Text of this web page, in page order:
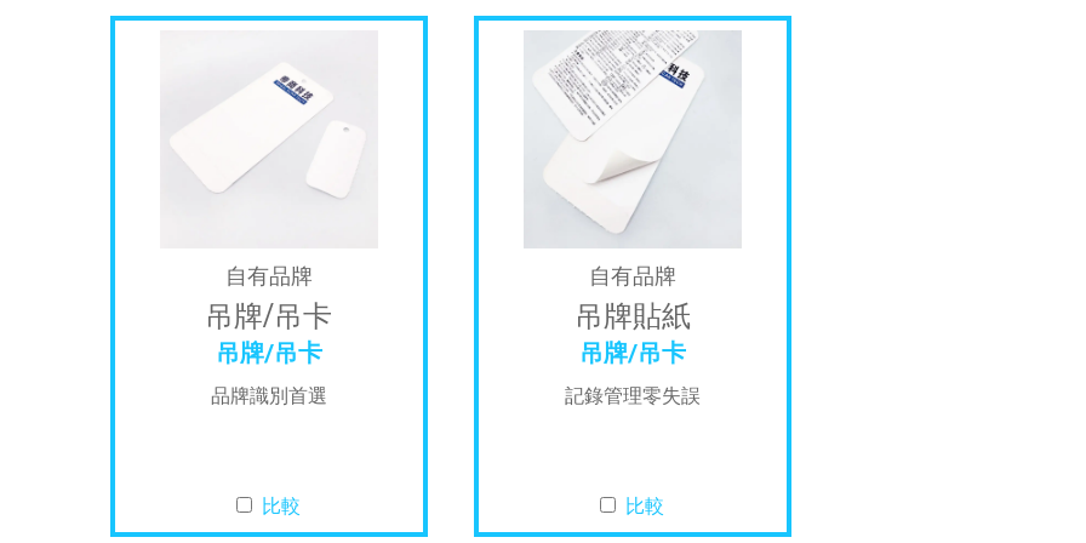
自有品牌
吊牌/吊卡
吊牌/吊卡
品牌識別首選
比較
自有品牌
吊牌貼紙
吊牌/吊卡
記錄管理零失誤
比較